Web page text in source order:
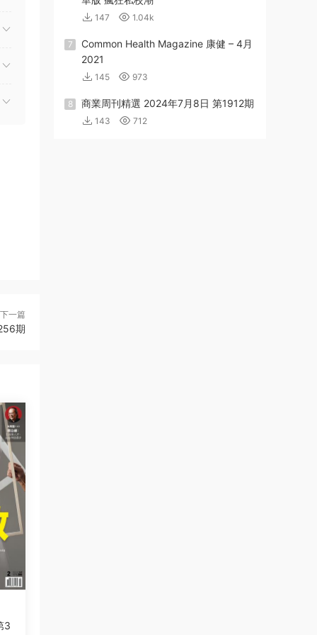
下一篇
期
3
147 1.04k
7
Common Health Magazine 康健 – 4月
2021
145 973
8 商業周刊精選 2024年7月8日 第1912期
143 712